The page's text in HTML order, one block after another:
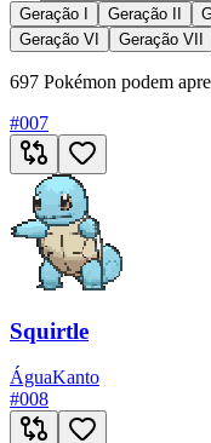
Geração I Geração II
Geração VI
Geração VII
697 Pokémon podem
#007
Squirtle
ÁguaKanto
#008